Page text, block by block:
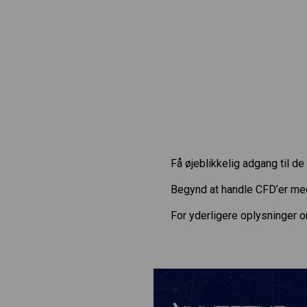
Få øjeblikkelig adgang til
Begynd at handle CFD’er
For yderligere oplysninger